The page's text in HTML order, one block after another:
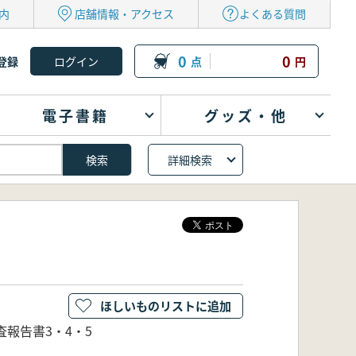
店舗情報・アクセス よくある質問
録 0 点 0 円
電子書籍 グッズ・他
詳細検索
報告書3・4・5
ほしいものリストに追加